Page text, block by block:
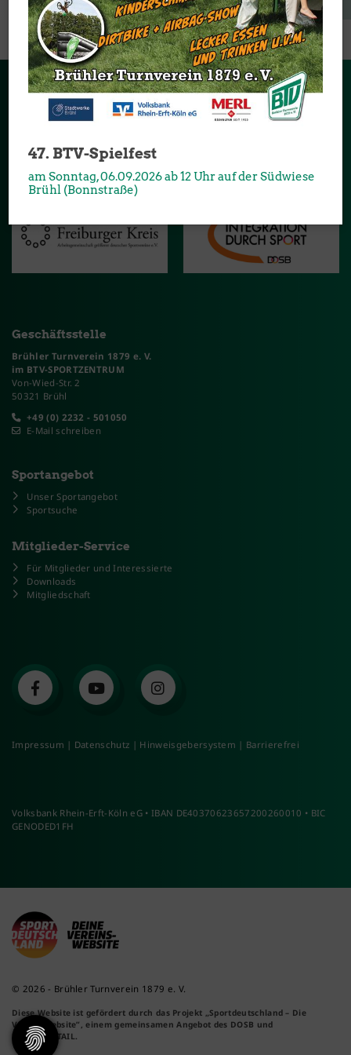
Sponsoren & Partner
unterstützen:
Geschäftsstelle
Brühler Turnverein 1879 e. V.
im BTV-SPORTZENTRUM
Von-Wied-Str. 2
50321 Brühl
+49 (0) 2232 - 501050
E-Mail schreiben
Sportangebot
Unser Sportangebot
Sportsuche
Mitglieder-Service
Für Mitglieder und Interessierte
Downloads
Mitgliedschaft
Impressum | Datenschutz | Hinweisgebersystem | Barrierefrei
Volksbank Rhein-Erft-Köln eG • IBAN DE40370623657200260010 • BIC
GENODED1FH
© 2026 - Brühler Turnverein 1879 e. V.
Diese Website ist gefördert durch das Projekt
„Sportdeutschland – Die
Vereinswebsite” , einem gemeinsamen Angebot des DOSB und
NETZCOCKTAIL.
47. BTV-Spielfest
am Sonntag, 06.09.2026 ab 12 Uhr auf der Südwiese
Brühl (Bonnstraße)